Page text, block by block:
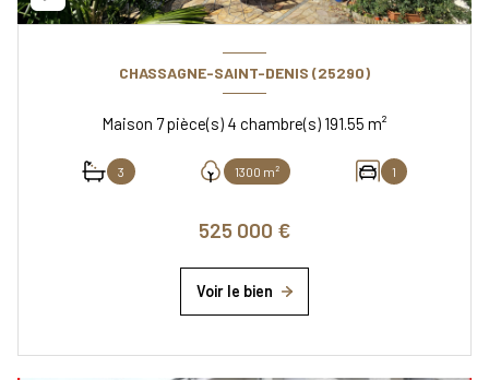
CHASSAGNE-SAINT-DENIS (25290)
Maison 7 pièce(s) 4 chambre(s) 191.55 m²
3 1300 m² 1
525 000 €
Voir le bien